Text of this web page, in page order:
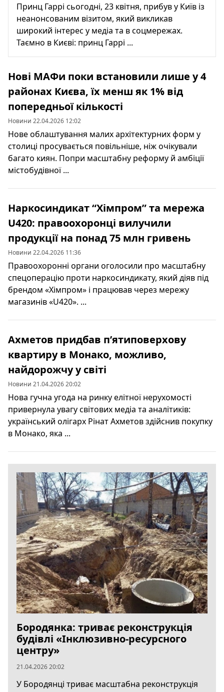
Принц Гаррі сьогодні, 23 квітня, прибув у Київ із
неанонсованим візитом, який викликав
широкий інтерес у медіа та в соцмережах.
Таємно в Києві: принц Гаррі ...
Нові МАФи поки встановили лише у 4
районах Києва, їх менш як 1% від
попередньої кількості
Новини 22.04.2026 12:02
Нове облаштування малих архітектурних форм у
столиці просувається повільніше, ніж очікували
багато киян. Попри масштабну реформу й амбіції
містобудівної ...
Наркосиндикат “Хімпром” та мережа
U420: правоохоронці вилучили
продукції на понад 75 млн гривень
Новини 22.04.2026 11:36
Правоохоронні органи оголосили про масштабну
спецоперацію проти наркосиндикату, який діяв під
брендом «Хімпром» і працював через мережу
магазинів «U420». ...
Ахметов придбав п’ятиповерхову
квартиру в Монако, можливо,
найдорожчу у світі
Новини 21.04.2026 20:02
Нова гучна угода на ринку елітної нерухомості
привернула увагу світових медіа та аналітиків:
український олігарх Рінат Ахметов здійснив покупку
в Монако, яка ...
Бородянка: триває реконструкція
будівлі «Інклюзивно-ресурсного
центру»
21.04.2026 20:02
У Бородянці триває масштабна реконструкція